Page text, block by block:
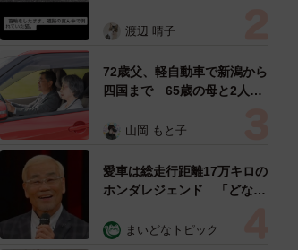
ようとした4日間 「命の重
表の訴え
渡辺 晴子
72歳父、軽自動車で新潟から
四国まで 65歳の母と2人で
憩まで分刻み… 「大学生で
山岡 もと子
愛車は総走行距離17万キロの
ホンダレジェンド 「どなた
所漫才師が譲渡の意向
まいどなトピック